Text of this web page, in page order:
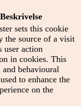
Beskrivelse
sets this cookie
the source of a visit
user action
in cookies. This
behavioural
to enhance the
on the